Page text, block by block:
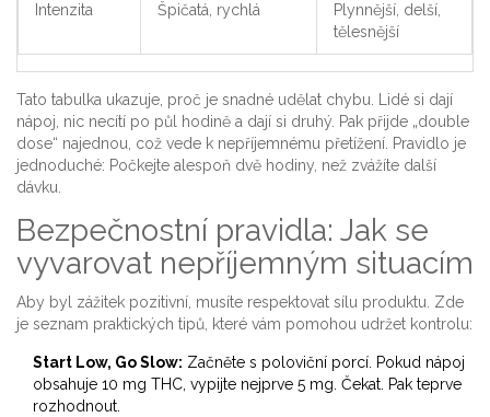
Intenzita Špičatá, rychlá
Plynnější, delší,
tělesnější
Tato tabulka ukazuje, proč je snadné udělat chybu. Lidé si dají
nápoj, nic necítí po půl hodině a dají si druhý. Pak přijde „double
dose“ najednou, což vede k nepříjemnému přetížení. Pravidlo je
jednoduché: Počkejte alespoň dvě hodiny, než zvážíte další
dávku.
Bezpečnostní pravidla: Jak se
vyvarovat nepříjemným situacím
Aby byl zážitek pozitivní, musíte respektovat sílu produktu. Zde
je seznam praktických tipů, které vám pomohou udržet kontrolu:
Start Low, Go Slow: Začněte s poloviční porcí. Pokud nápoj
obsahuje 10 mg THC, vypijte nejprve 5 mg. Čekat. Pak teprve
rozhodnout.